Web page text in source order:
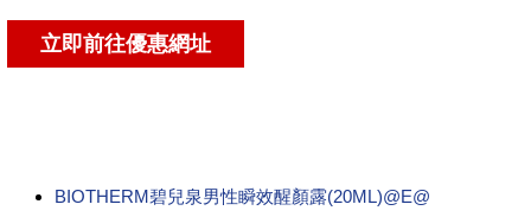
BIOTHERM碧兒泉男性瞬效醒顏露(20ML)@E@